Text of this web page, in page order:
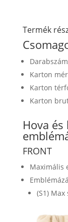
Termék
Karton
Karton
Karton
Hova
FRONT
Maximális
(S1) Max